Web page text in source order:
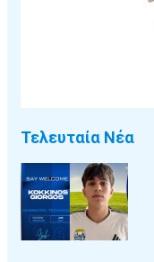
Τελευταία Νέα